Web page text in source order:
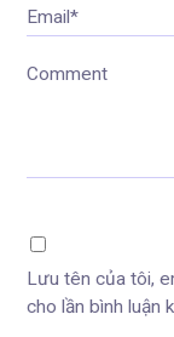
Email*
Comment
Lưu tên của tôi,
cho lần bình luận